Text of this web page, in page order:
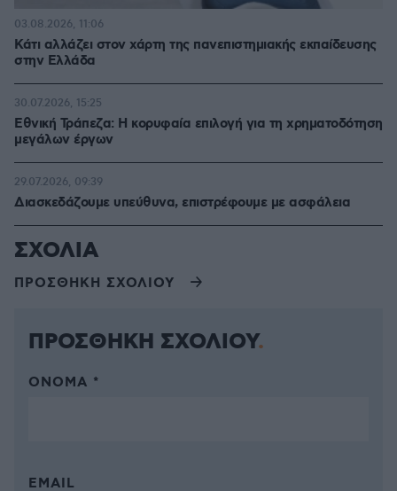
Κάτι αλλάζει στον χάρτη της πανεπιστημιακής εκπαίδευσης
στην Ελλάδα
03.08.2026, 11:06
Εθνική Τράπεζα: Η κορυφαία επιλογή για τη χρηματοδότηση
μεγάλων έργων
30.07.2026, 15:25
Διασκεδάζουμε υπεύθυνα, επιστρέφουμε με ασφάλεια
29.07.2026, 09:39
ΣΧΟΛΙΑ
ΠΡΟΣΘΗΚΗ ΣΧΟΛΙΟΥ
ΠΡΟΣΘΗΚΗ ΣΧΟΛΙΟΥ
ΌΝΟΜΑ *
EMAIL